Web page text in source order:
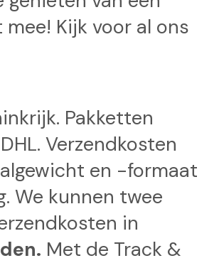
Kijk voor al ons
Pakketten
Verzendkosten
en -formaat
We kunnen twee
in
Met de Track &